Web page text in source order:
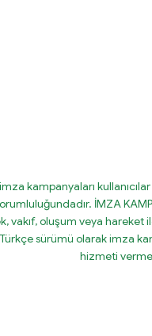
kampanyaları
İMZA
vakıf, oluşum veya hareket
sürümü olarak imza
hizmeti